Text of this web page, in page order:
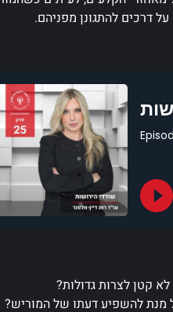
דרכים להתגונן מפניהם.
קטן לצרות גדולות?
מנת להשפיע דעתו של המוריש?